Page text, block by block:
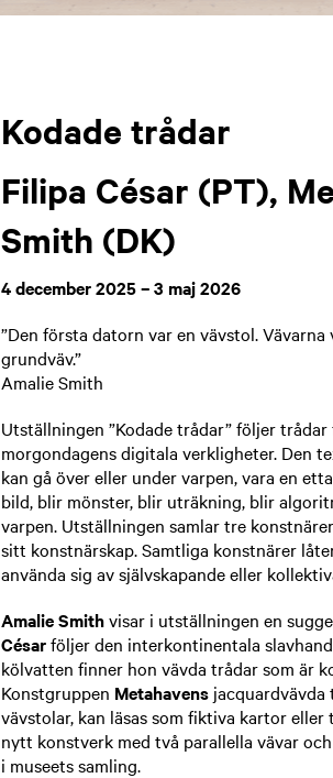
Kodade trådar
Filipa César (PT),
Smith (DK)
4 december 2025 – 3 maj 2026
”Den första datorn var en vävstol.
grundväv.”
Amalie Smith
Utställningen ”Kodade trådar” följer
morgondagens digitala verkligheter. Den
kan gå över eller under varpen, vara en
bild, blir mönster, blir uträkning, blir
varpen. Utställningen samlar tre
sitt konstnärskap. Samtliga konstnärer
använda sig av självskapande eller
Amalie Smithvisar i utställningen en
Césarföljer den interkontinentala
kölvatten finner hon vävda trådar som är
Konstgruppen Metahavens
vävstolar, kan läsas som fiktiva kartor
nytt konstverk med två parallella vävar
i museets samling.